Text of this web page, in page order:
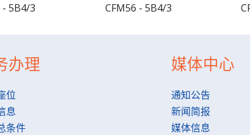
- 5B4/3
CFM56 - 5B4/3
办理
位
息
条件
媒体中心
通知公告
新闻简报
媒体信息